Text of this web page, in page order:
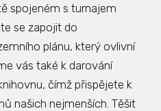
spojeném s turnajem
se zapojit do
plánu, který ovlivní
vás také k darování
čímž přispějete k
našich nejmenších. Těšit